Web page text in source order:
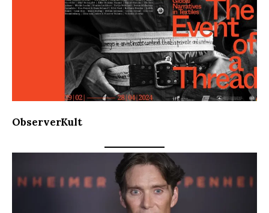
ObserverKult